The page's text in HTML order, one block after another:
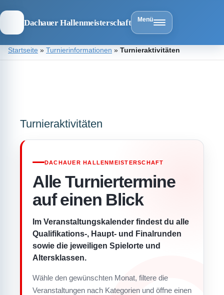
Dachauer Hallenmeisterschaft Menü
ZumStartseite » Turnierinformationen » Turnieraktivitäten
Turnieraktivitäten
DACHAUER HALLENMEISTERSCHAFT
Alle Turniertermine
auf einen Blick
Im Veranstaltungskalender findest du alle
Qualifikations-, Haupt- und Finalrunden
sowie die jeweiligen Spielorte und
Altersklassen.
Wähle den gewünschten Monat, filtere die
Veranstaltungen nach Kategorien und öffne einen